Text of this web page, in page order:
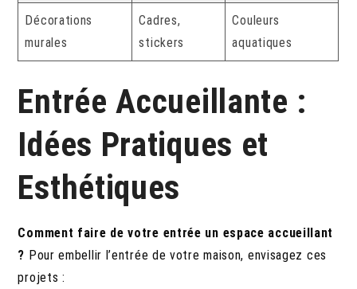
Décorations
murales
Cadres,
stickers
Couleurs
aquatiques
Entrée Accueillante :
Idées Pratiques et
Esthétiques
Comment faire de votre entrée un espace accueillant
? Pour embellir l’entrée de votre maison, envisagez ces
projets :